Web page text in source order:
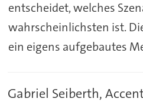
entscheidet, welches
wahrscheinlichsten ist.
ein eigens aufgebautes
Gabriel Seiberth,